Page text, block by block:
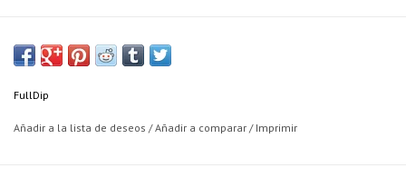
pigmentos en azúl eléctrico candy pearl.
También puedes emplear otros colores base.
Full Dip made in Spain.
FullDip
Añadir a la lista de deseos /Añadir a comparar / Imprimir